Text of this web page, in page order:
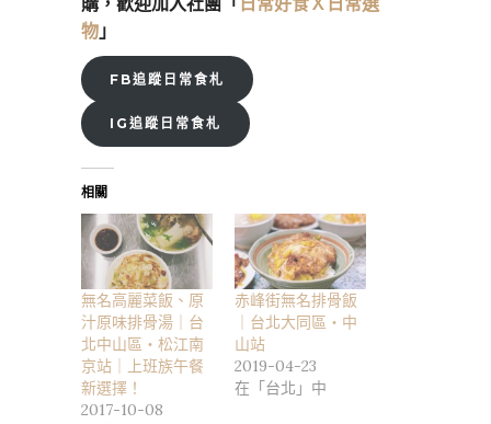
物 」
FB追蹤日常食札
IG追蹤日常食札
相關
無名高麗菜飯、原
汁原味排骨湯｜台
北中山區・松江南
京站｜上班族午餐
新選擇！
2017-10-08
赤峰街無名排骨飯
｜台北大同區・中
山站
2019-04-23
在「台北」中